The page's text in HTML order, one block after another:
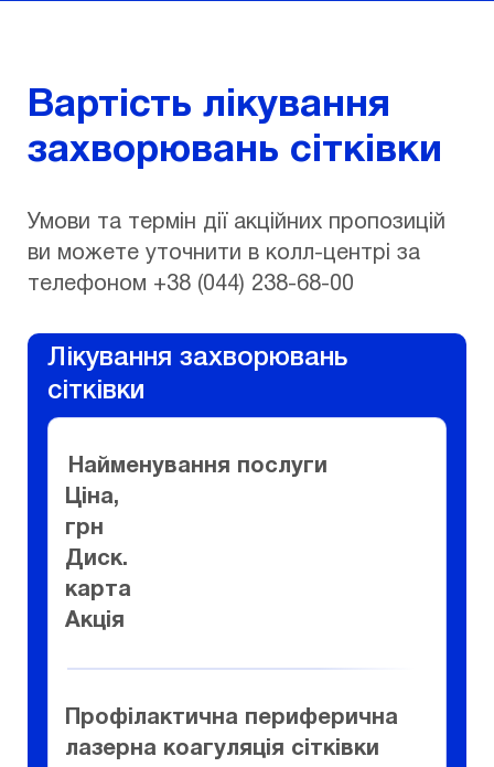
Вартість лікування
захворювань сітківки
Умови та термін дії акційних пропозицій
ви можете уточнити в колл-центрі за
телефоном +38 (044) 238-68-00
Лікування захворювань
сітківки
Найменування послуги
Ціна,
грн
Диск.
карта
Акція
Профілактична периферична
лазерна коагуляція сітківки